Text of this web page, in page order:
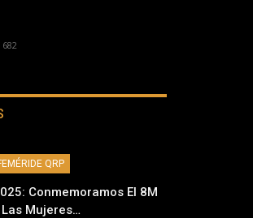
QRP
Conmemoramos El 8M
Las Mujeres…